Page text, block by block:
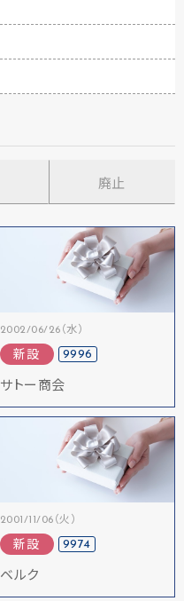
廃止
2002/06/26（水）
新設 9996
サトー商会
2001/11/06（火）
新設 9974
ベルク